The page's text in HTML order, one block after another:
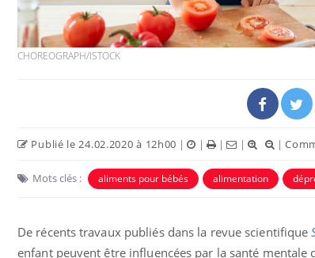
CHOREOGRAPH/ISTOCK
Publié le 24.02.2020 à 12h00 | | | | |
Mots clés : aliments pour bébés alimentation
De récents travaux publiés dans la revue scientifique
enfant peuvent être influencées par la santé